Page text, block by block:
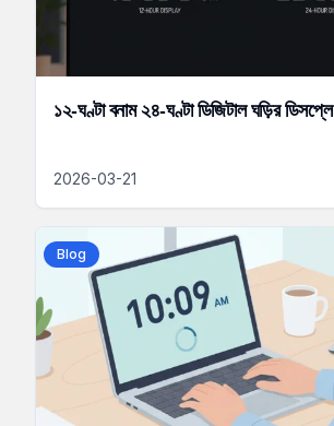
১২-ঘণ্টা বনাম ২৪-ঘণ্টা ডিজিটাল ঘড়ির ডিসপ্লে
2026-03-21
Blog